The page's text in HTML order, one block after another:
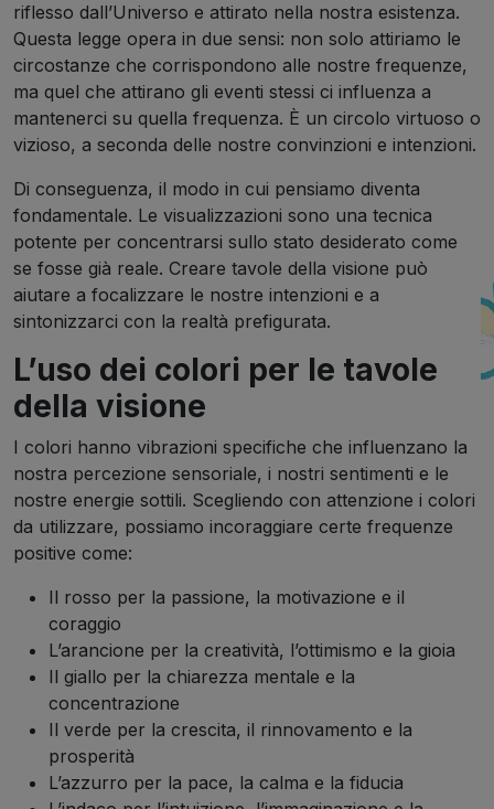
riflesso dall’Universo e attirato nella nostra esistenza.
Questa legge opera in due sensi: non solo attiriamo le
circostanze che corrispondono alle nostre frequenze,
ma quel che attirano gli eventi stessi ci influenza a
mantenerci su quella frequenza. È un circolo virtuoso o
vizioso, a seconda delle nostre convinzioni e intenzioni.
Di conseguenza, il modo in cui pensiamo diventa
fondamentale. Le visualizzazioni sono una tecnica
potente per concentrarsi sullo stato desiderato come
se fosse già reale. Creare tavole della visione può
aiutare a focalizzare le nostre intenzioni e a
sintonizzarci con la realtà prefigurata.
L’uso dei colori per le tavole
della visione
I colori hanno vibrazioni specifiche che influenzano la
nostra percezione sensoriale, i nostri sentimenti e le
nostre energie sottili. Scegliendo con attenzione i colori
da utilizzare, possiamo incoraggiare certe frequenze
positive come:
Il rosso per la passione, la motivazione e il
coraggio
L’arancione per la creatività, l’ottimismo e la gioia
Il giallo per la chiarezza mentale e la
concentrazione
Il verde per la crescita, il rinnovamento e la
prosperità
L’azzurro per la pace, la calma e la fiducia